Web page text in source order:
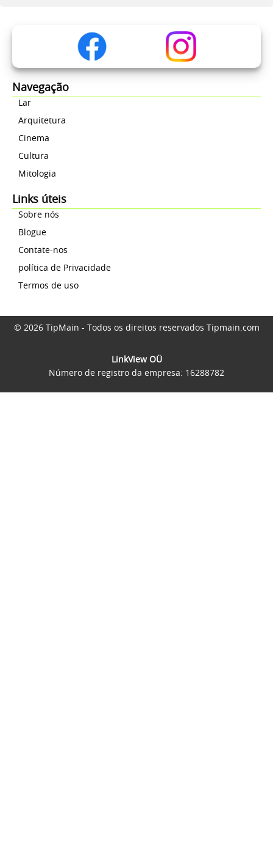
Navegação
Lar
Arquitetura
Cinema
Cultura
Mitologia
Links úteis
Sobre nós
Blogue
Contate-nos
política de Privacidade
Termos de uso
© 2026 TipMain - Todos os direitos reservados Tipmain.com
LinkView OÜ
Número de registro da empresa: 16288782